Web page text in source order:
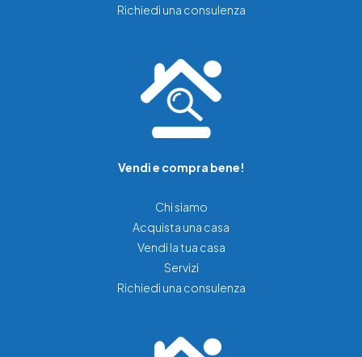
Richiedi una consulenza
Vendi e compra bene!
Chi siamo
Acquista una casa
Vendi la tua casa
Servizi
Richiedi una consulenza